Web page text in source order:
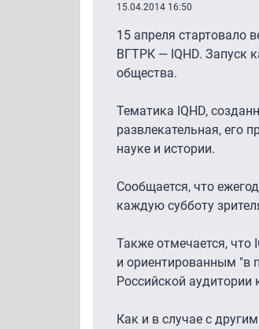
15.04.2014 16:50
15 апреля стартовало
ВГТРК — IQHD. Запуск
общества.
Тематика IQHD,
развлекательная, его
науке и истории.
Сообщается, что
каждую субботу
Также отмечается,
и ориентированным "в
Российской аудитории
Как и в случае с